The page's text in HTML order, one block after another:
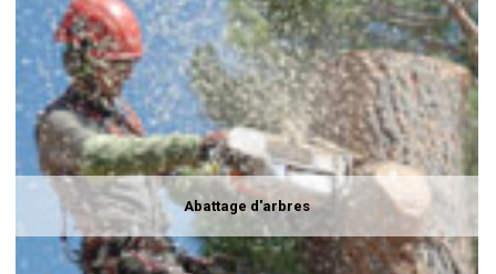
Abattage d'arbres